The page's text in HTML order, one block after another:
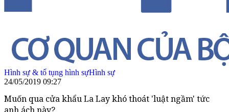
Hình sự & tố tụng hình sựHình sự
24/05/2019 09:27
Muốn qua cửa khẩu La Lay khó thoát 'luật ngầm' tức